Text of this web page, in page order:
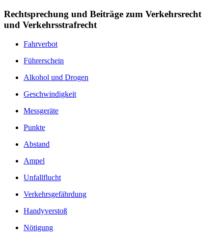
Rechtsprechung und Beiträge zum Verkehrsrecht
und Verkehrsstrafrecht
Fahrverbot
Führerschein
Alkohol und Drogen
Geschwindigkeit
Messgeräte
Punkte
Abstand
Ampel
Unfallflucht
Verkehrsgefährdung
Handyverstoß
Nötigung